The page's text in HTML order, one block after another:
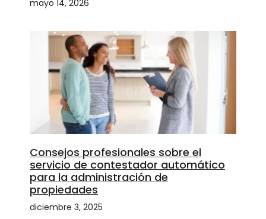
mayo 14, 2026
Consejos profesionales sobre el
servicio de contestador automático
para la administración de
propiedades
diciembre 3, 2025